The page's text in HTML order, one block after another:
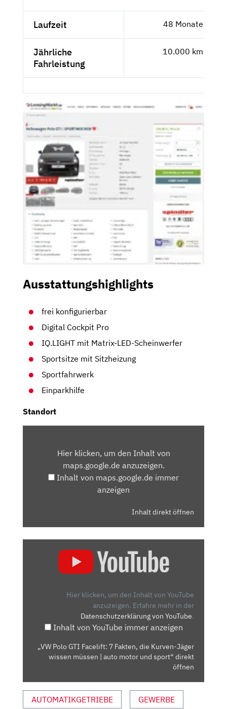
Laufzeit 48 Monate
Jährliche
Fahrleistung
10.000 km
Ausstattungshighlights
frei konfigurierbar
Digital Cockpit Pro
IQ.LIGHT mit Matrix-LED-Scheinwerfer
Sportsitze mit Sitzheizung
Sportfahrwerk
Einparkhilfe
Standort
MAPS.GOOGLE.DEHier klicken, um den Inhalt von
maps.google.de anzuzeigen.
Inhalt von maps.google.de immer
anzeigen
Inhalt direkt öffnen
KURVEN-
JÄGER
WISSEN
AUTO
MOTOR
Hier klicken, um den Inhalt von YouTube
anzuzeigen. Erfahre mehr in der
Datenschutzerklärung von YouTube.
Inhalt von YouTube immer anzeigen
„VW Polo GTI Facelift: 7 Fakten, die Kurven-Jäger
wissen müssen | auto motor und sport“ direkt
öffnen
AUTOMATIKGETRIEBE GEWERBE